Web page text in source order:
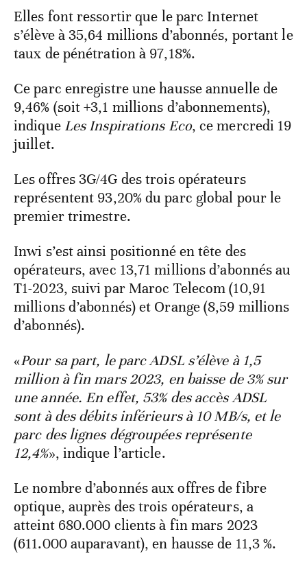
Elles font ressortir que le parc Internet
s’élève à 35,64 millions d’abonnés, portant le
taux de pénétration à 97,18%.
Ce parc enregistre une hausse annuelle de
9,46% (soit +3,1 millions d’abonnements),
indique Les Inspirations Eco, ce mercredi 19
juillet.
Les offres 3G/4G des trois opérateurs
représentent 93,20% du parc global pour le
premier trimestre.
Inwi s’est ainsi positionné en tête des
opérateurs, avec 13,71 millions d’abonnés au
T1-2023, suivi par Maroc Telecom (10,91
millions d’abonnés) et Orange (8,59 millions
d’abonnés).
«Pour sa part, le parc ADSL s’élève à 1,5
million à fin mars 2023, en baisse de 3% sur
une année. En effet, 53% des accès ADSL
sont à des débits inférieurs à 10 MB/s, et le
parc des lignes dégroupées représente
12,4%», indique l’article.
Le nombre d’abonnés aux offres de fibre
optique, auprès des trois opérateurs, a
atteint 680.000 clients à fin mars 2023
(611.000 auparavant), en hausse de 11,3 %.